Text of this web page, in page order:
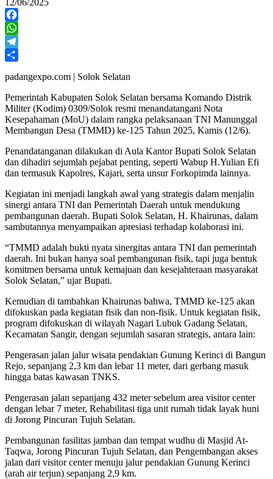
Facebook
WhatsApp
Telegram
padangexpo.com | Solok Selatan
Pemerintah Kabupaten Solok Selatan bersama Komando Distrik
Militer (Kodim) 0309/Solok resmi menandatangani Nota
Kesepahaman (MoU) dalam rangka pelaksanaan TNI Manunggal
Membangun Desa (TMMD) ke-125 Tahun 2025, Kamis (12/6).
Penandatanganan dilakukan di Aula Kantor Bupati Solok Selatan
dan dihadiri sejumlah pejabat penting, seperti Wabup H.Yulian Efi
dan termasuk Kapolres, Kajari, serta unsur Forkopimda lainnya.
Kegiatan ini menjadi langkah awal yang strategis dalam menjalin
sinergi antara TNI dan Pemerintah Daerah untuk mendukung
pembangunan daerah. Bupati Solok Selatan, H. Khairunas, dalam
sambutannya menyampaikan apresiasi terhadap kolaborasi ini.
“TMMD adalah bukti nyata sinergitas antara TNI dan pemerintah
daerah. Ini bukan hanya soal pembangunan fisik, tapi juga bentuk
komitmen bersama untuk kemajuan dan kesejahteraan masyarakat
Solok Selatan,” ujar Bupati.
Kemudian di tambahkan Khairunas bahwa, TMMD ke-125 akan
difokuskan pada kegiatan fisik dan non-fisik. Untuk kegiatan fisik,
program difokuskan di wilayah Nagari Lubuk Gadang Selatan,
Kecamatan Sangir, dengan sejumlah sasaran strategis, antara lain:
Pengerasan jalan jalur wisata pendakian Gunung Kerinci di Bangun
Rejo, sepanjang 2,3 km dan lebar 11 meter, dari gerbang masuk
hingga batas kawasan TNKS.
Pengerasan jalan sepanjang 432 meter sebelum area visitor center
dengan lebar 7 meter, Rehabilitasi tiga unit rumah tidak layak huni
di Jorong Pincuran Tujuh Selatan.
Pembangunan fasilitas jamban dan tempat wudhu di Masjid At-
Taqwa, Jorong Pincuran Tujuh Selatan, dan Pengembangan akses
jalan dari visitor center menuju jalur pendakian Gunung Kerinci
(arah air terjun) sepanjang 2,9 km.